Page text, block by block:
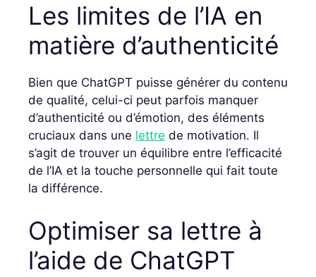
Les limites de l’IA en
matière d’authenticité
Bien que ChatGPT puisse générer du contenu
de qualité, celui-ci peut parfois manquer
d’authenticité ou d’émotion, des éléments
cruciaux dans une lettre de motivation. Il
s’agit de trouver un équilibre entre l’efficacité
de l’IA et la touche personnelle qui fait toute
la différence.
Optimiser sa lettre à
l’aide de ChatGPT